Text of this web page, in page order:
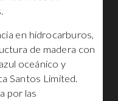
en hidrocarburos,
de madera con
oceánico y
Santos Limited.
por las